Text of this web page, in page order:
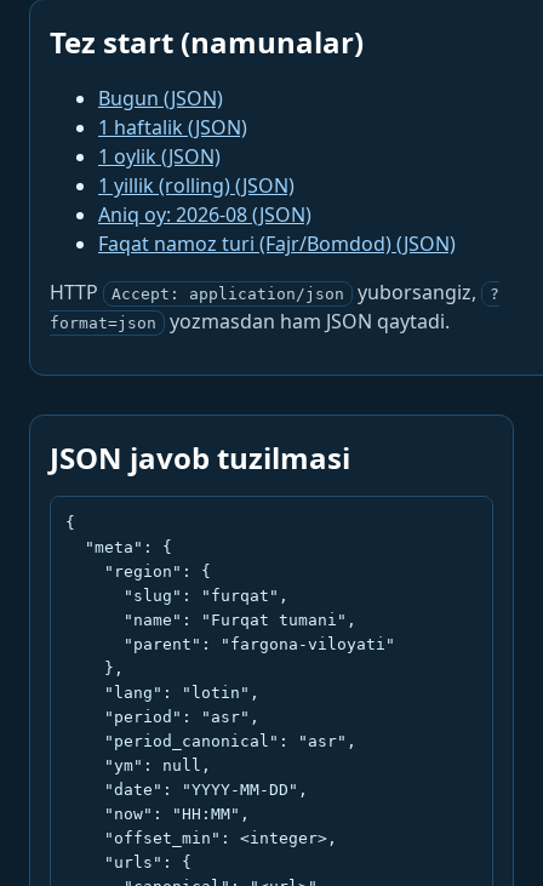
Tez start (namunalar)
Bugun (JSON)
1 haftalik (JSON)
1 oylik (JSON)
1 yillik (rolling) (JSON)
Aniq oy: 2026-08 (JSON)
Faqat namoz turi (Fajr/Bomdod) (JSON)
HTTP
Accept: application/json yuborsangiz,
?
format=json
yozmasdan ham JSON qaytadi.
JSON javob tuzilmasi
{
  "meta": {
    "region": {
      "slug": "furqat",
      "name": "Furqat tumani",
      "parent": "fargona-viloyati"
    },
    "lang": "lotin",
    "period": "asr",
    "period_canonical": "asr",
    "ym": null,
    "date": "YYYY-MM-DD",
    "now": "HH:MM",
    "offset_min": <integer>,
    "urls": {